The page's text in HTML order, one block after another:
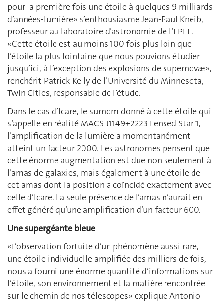
pour la première fois une étoile à quelques 9 milliards
d’années-lumière» s’enthousiasme Jean-Paul Kneib,
professeur au laboratoire d’astronomie de l’EPFL.
«Cette étoile est au moins 100 fois plus loin que
l’étoile la plus lointaine que nous pouvions étudier
jusqu’ici, à l’exception des explosions de supernovæ»,
renchérit Patrick Kelly de l’Université du Minnesota,
Twin Cities, responsable de l’étude.
Dans le cas d’Icare, le surnom donné à cette étoile qui
s’appelle en réalité MACS J1149+2223 Lensed Star 1,
l’amplification de la lumière a momentanément
atteint un facteur 2000. Les astronomes pensent que
cette énorme augmentation est due non seulement à
l’amas de galaxies, mais également à une étoile de
cet amas dont la position a coïncidé exactement avec
celle d’Icare. La seule présence de l’amas n’aurait en
effet généré qu’une amplification d’un facteur 600.
Une supergéante bleue
«L’observation fortuite d’un phénomène aussi rare,
une étoile individuelle amplifiée des milliers de fois,
nous a fourni une énorme quantité d’informations sur
l’étoile, son environnement et la matière rencontrée
sur le chemin de nos télescopes» explique Antonio